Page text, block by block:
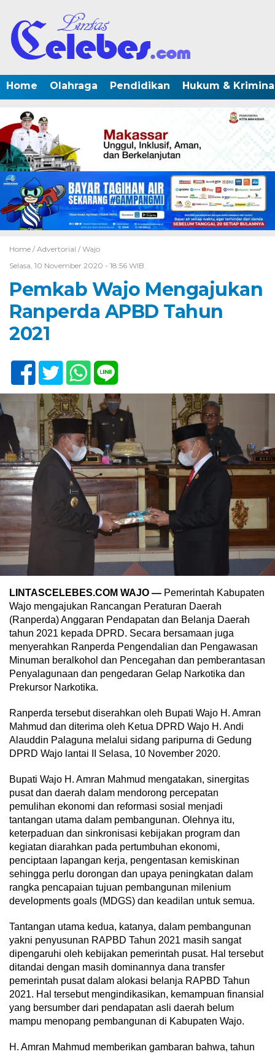
Home Olahraga Pendidikan Hukum &
Home / Advertorial / Wajo
Selasa, 10 November 2020 - 18:56 WIB
Pemkab Wajo Mengajukan
Ranperda APBD Tahun
2021
LINTASCELEBES.COM WAJO — Pemerintah Kabupaten
Wajo mengajukan Rancangan Peraturan Daerah
(Ranperda) Anggaran Pendapatan dan Belanja Daerah
tahun 2021 kepada DPRD. Secara bersamaan juga
menyerahkan Ranperda Pengendalian dan Pengawasan
Minuman beralkohol dan Pencegahan dan pemberantasan
Penyalagunaan dan pengedaran Gelap Narkotika dan
Prekursor Narkotika.
Ranperda tersebut diserahkan oleh Bupati Wajo H. Amran
Mahmud dan diterima oleh Ketua DPRD Wajo H. Andi
Alauddin Palaguna melalui sidang paripurna di Gedung
DPRD Wajo lantai II Selasa, 10 November 2020.
Bupati Wajo H. Amran Mahmud mengatakan, sinergitas
pusat dan daerah dalam mendorong percepatan
pemulihan ekonomi dan reformasi sosial menjadi
tantangan utama dalam pembangunan. Olehnya itu,
keterpaduan dan sinkronisasi kebijakan program dan
kegiatan diarahkan pada pertumbuhan ekonomi,
penciptaan lapangan kerja, pengentasan kemiskinan
sehingga perlu dorongan dan upaya peningkatan dalam
rangka pencapaian tujuan pembangunan milenium
developments goals (MDGS) dan keadilan untuk semua.
Tantangan utama kedua, katanya, dalam pembangunan
yakni penyusunan RAPBD Tahun 2021 masih sangat
dipengaruhi oleh kebijakan pemerintah pusat. Hal tersebut
ditandai dengan masih dominannya dana transfer
pemerintah pusat dalam alokasi belanja RAPBD Tahun
2021. Hal tersebut mengindikasikan, kemampuan finansial
yang bersumber dari pendapatan asli daerah belum
mampu menopang pembangunan di Kabupaten Wajo.
H. Amran Mahmud memberikan gambaran bahwa, tahun